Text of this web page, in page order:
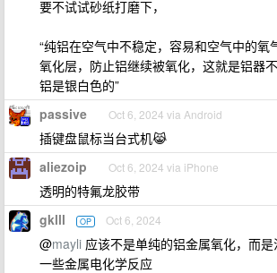
要不试试砂纸打磨下，
“纯铝在空气中不稳定，容易和空气中的氧
氧化层，防止铝继续被氧化，这就是铝器
铝是银白色的”
passive Oct 6, 2024 via Android
插键盘鼠标当台式机😹
aliezoip Oct 6, 2024 via iPhone
透明的特氟龙胶带
gklll OP Oct 6, 2024
@mayli 应该不是单纯的铝金属氧化，而
一些金属电化学反应